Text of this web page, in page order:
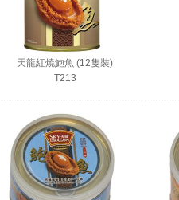
天龍紅燒鮑魚 (12隻裝)
T213